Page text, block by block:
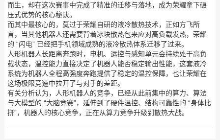
而生，却在这次赛事中完成了精准的迁移与落地，成为荣耀拿下碾
压式优势的核心秘诀。
而其中最核心的，莫过于荣耀自研的液冷散热技术，正如方飞所
言，当其他机器人还需要背着冰块散热包来应对高负载发热，荣耀
的 “闪电” 已经把手机领域成熟的液冷散热体系迁移了过来。
人形机器人长距离奔跑时，电机、运控与感知单元会持续处于高负
载状态，温控能力直接决定了机器人能否稳定输出性能，这套液冷
系统为机器人全程高强度奔跑提供了稳定的温控保障，也让荣耀在
这场极限竞速中拉开了与对手的差距。
有关分析认为，人形机器人的竞争，已经从此前集中的算力、算法
与大模型的 “大脑竞赛”，延伸到了硬件温控、结构可靠性的 “身体比
拼”，机器人的核心竞争，正在从算力竞争升级到散热大战。